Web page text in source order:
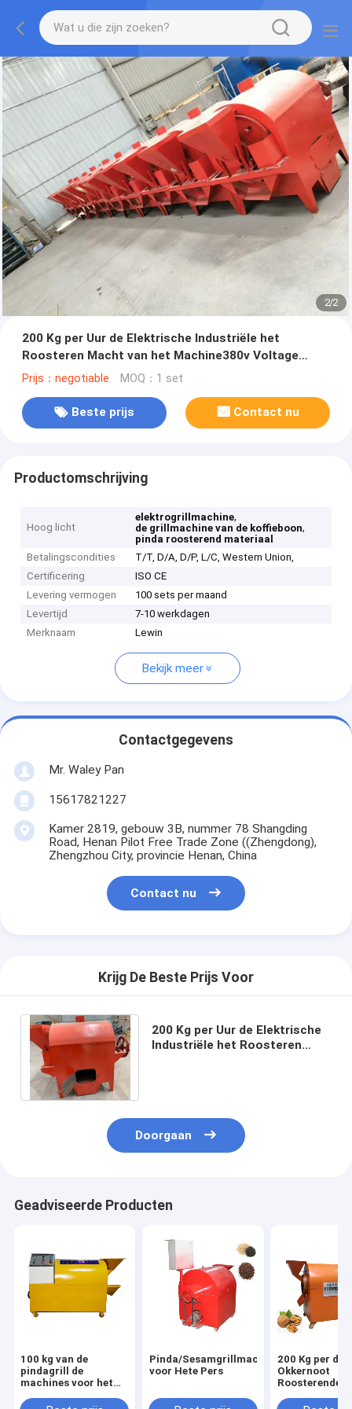
2/2
200 Kg per Uur de Elektrische Industriële het
Roosteren Macht van het Machine380v Voltage
15kw
Prijs：negotiable MOQ：1 set
Beste prijs Contact nu
Productomschrijving
Hoog licht
elektrogrillmachine,
de grillmachine van de koffieboon,
pinda roosterend materiaal
Betalingscondities
T/T, D/A, D/P, L/C, Western Union,
Certificering
ISO CE
Levering vermogen
100 sets per maand
Levertijd
7-10 werkdagen
Merknaam
Lewin
Bekijk meer
Contactgegevens
Mr. Waley Pan
15617821227
Kamer 2819, gebouw 3B, nummer 78 Shangding
Road, Henan Pilot Free Trade Zone ((Zhengdong),
Zhengzhou City, provincie Henan, China
Contact nu
Krijg De Beste Prijs Voor
200 Kg per Uur de Elektrische
Industriële het Roosteren
Doorgaan
Geadviseerde Producten
100 kg van de
pindagrill de
machines voor het
Pinda/Sesamgrillmachine
voor Hete Pers
200 Kg per de
Okkernoot
Roosterende
Industriële